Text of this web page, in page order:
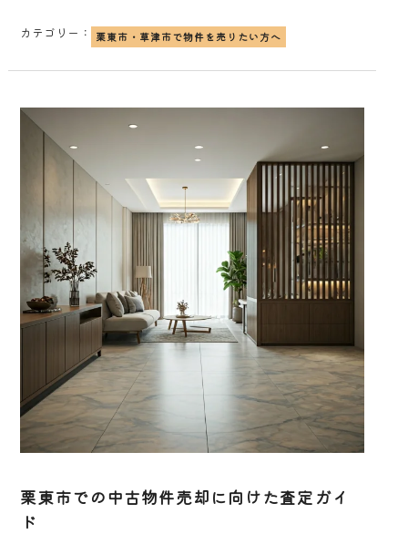
カテゴリー： 栗東市・草津市で物件を売りたい方へ
栗東市での中古物件売却に向けた査定ガイ
ド